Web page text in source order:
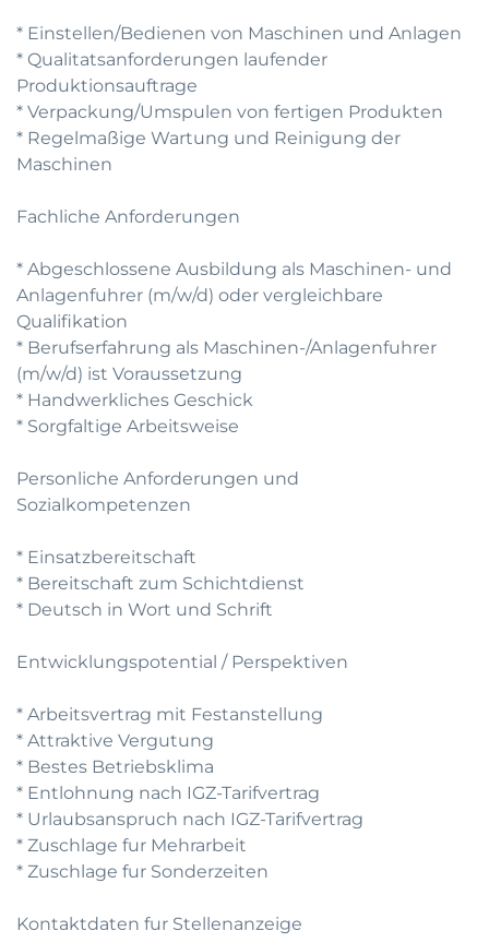
* Einstellen/Bedienen von Maschinen und Anlagen
* Qualitatsanforderungen laufender
Produktionsauftrage
* Verpackung/Umspulen von fertigen Produkten
* Regelmaßige Wartung und Reinigung der
Maschinen
Fachliche Anforderungen
* Abgeschlossene Ausbildung als Maschinen- und
Anlagenfuhrer (m/w/d) oder vergleichbare
Qualifikation
* Berufserfahrung als Maschinen-/Anlagenfuhrer
(m/w/d) ist Voraussetzung
* Handwerkliches Geschick
* Sorgfaltige Arbeitsweise
Personliche Anforderungen und
Sozialkompetenzen
* Einsatzbereitschaft
* Bereitschaft zum Schichtdienst
* Deutsch in Wort und Schrift
Entwicklungspotential / Perspektiven
* Arbeitsvertrag mit Festanstellung
* Attraktive Vergutung
* Bestes Betriebsklima
* Entlohnung nach IGZ-Tarifvertrag
* Urlaubsanspruch nach IGZ-Tarifvertrag
* Zuschlage fur Mehrarbeit
* Zuschlage fur Sonderzeiten
Kontaktdaten fur Stellenanzeige